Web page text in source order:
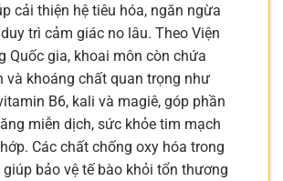
cải thiện hệ tiêu hóa, ngăn ngừa
trì cảm giác no lâu. Theo Viện
Quốc gia, khoai môn còn chứa
và khoáng chất quan trọng như
B6, kali và magiê, góp phần
miễn dịch, sức khỏe tim mạch
Các chất chống oxy hóa trong
bảo vệ tế bào khỏi tổn thương